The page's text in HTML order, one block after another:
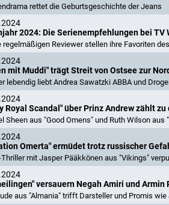
rettet die Geburtsgeschichte der Jeans
2024: Die Serienempfehlungen bei TV
regelmäßigen Reviewer stellen ihre Favoriten
mit Muddi" trägt Streit von Ostsee zur
lebendig liebt Andrea Sawatzki ABBA und
Royal Scandal" über Prinz Andrew zählt
Sheen aus "Good Omens" und Ruth Wilson aus
Omerta" ermüdet trotz russischer
mit Jasper Pääkkönen aus "Vikings"
versauern Negah Amiri und Armin
aus "Almania" trifft Darsteller und Promis wie